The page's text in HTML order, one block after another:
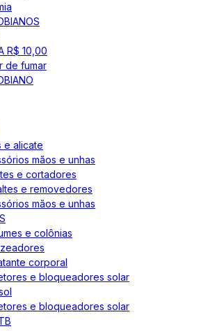
R$ 10,00
de fumar
e alicate
mãos e unhas
e cortadores
e removedores
mãos e unhas
e colônias
corporal
e bloqueadores solar
e bloqueadores solar